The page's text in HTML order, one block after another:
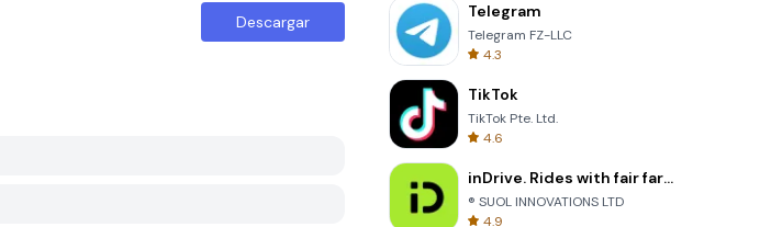
Descargar
Telegram
Telegram FZ-LLC
4.3
TikTok
TikTok Pte. Ltd.
4.6
inDrive. Rides with fair fares
® SUOL INNOVATIONS LTD
4.9